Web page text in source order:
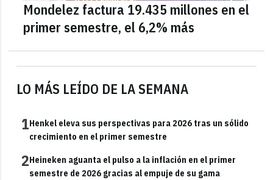
LO MÁS LEÍDO DE LA SEMANA
1Henkel eleva sus perspectivas para 2026 tras un sólido
crecimiento en el primer semestre
2Heineken aguanta el pulso a la inflación en el primer
semestre de 2026 gracias al empuje de su gama
Mondelez factura 19.435 millones en el
primer semestre, el 6,2% más